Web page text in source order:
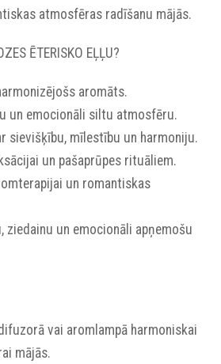
atmosfēras radīšanu mājās.
ĒTERISKO EĻĻU?
aromāts.
un emocionāli siltu atmosfēru.
sievišķību, mīlestību un harmoniju.
un pašaprūpes rituāliem.
un romantiskas
ziedainu un emocionāli apņemošu
vai aromlampā harmoniskai
mājās.